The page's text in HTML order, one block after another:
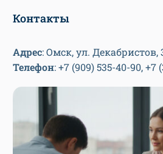
Контакты
Адрес: Омск, ул. Декабристов,
Телефон: +7 (909) 535-40-90, +7